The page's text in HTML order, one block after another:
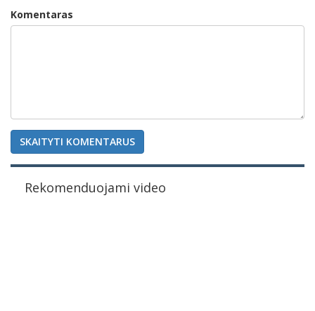
Komentaras
SKAITYTI KOMENTARUS
Rekomenduojami video